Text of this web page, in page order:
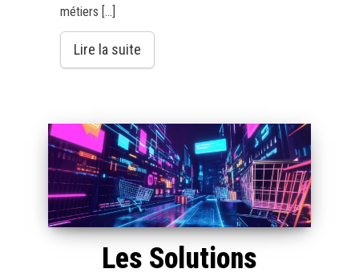
métiers […]
Lire la suite
Les Solutions